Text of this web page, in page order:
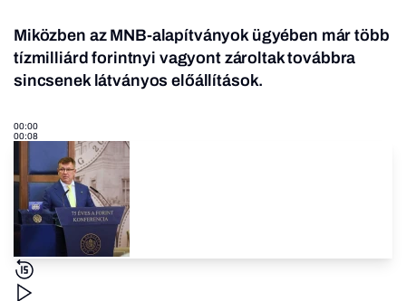
Miközben az MNB-alapítványok ügyében már több
tízmilliárd forintnyi vagyont zároltak továbbra
sincsenek látványos előállítások.
00:00
00:08